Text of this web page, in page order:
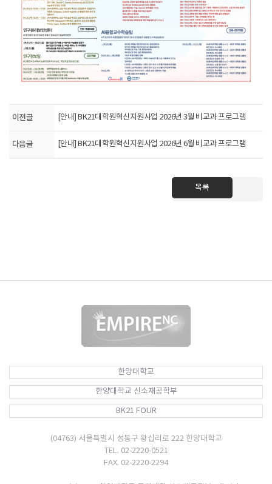
이전글 [안내] BK21대학원혁신지원사업 2026년 3월 비교과 프로그램
다음글 [안내] BK21대학원혁신지원사업 2026년 6월 비교과 프로그램
목록
한양대학교
한양대학교 신소재공학부
BK21 FOUR
(04763) 서울특별시 성동구 왕십리로 222 한양대학교
TEL. 02-2220-0521
FAX. 02-2220-2294